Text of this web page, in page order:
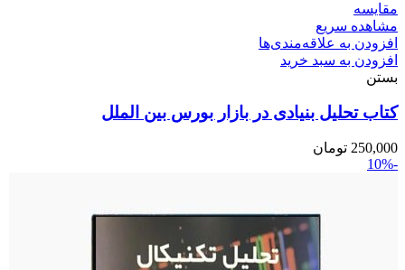
مقایسه
مشاهده سریع
افزودن به علاقه‌مندی‌ها
افزودن به سبد خرید
بستن
کتاب تحلیل بنیادی در بازار بورس بین الملل
250,000 تومان
-10%